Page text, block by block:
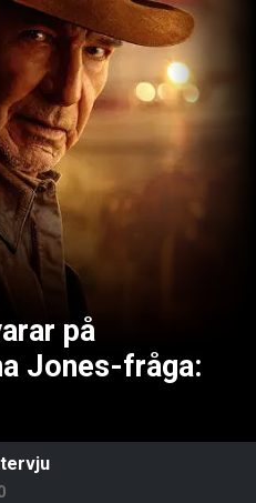
på
Jones-fråga: